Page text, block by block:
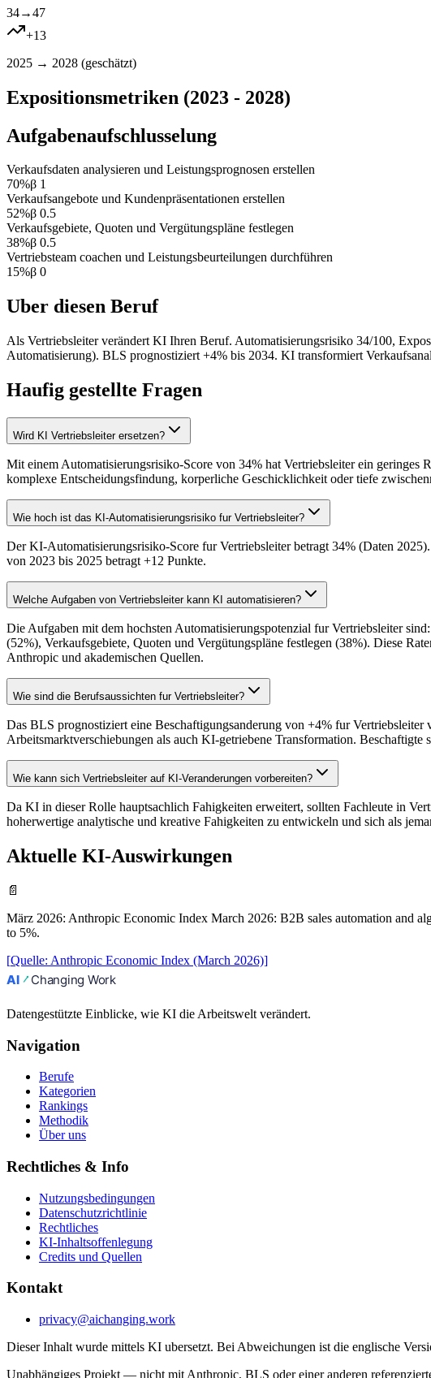
34→47
+13
2025 → 2028 (geschätzt)
Expositionsmetriken (2023 - 2028)
Aufgabenaufschlusselung
Verkaufsdaten analysieren und Leistungsprognosen erstellen
70%β 1
Verkaufsangebote und Kundenpräsentationen erstellen
52%β 0.5
Verkaufsgebiete, Quoten und Vergütungspläne festlegen
38%β 0.5
Vertriebsteam coachen und Leistungsbeurteilungen durchführen
15%β 0
Uber diesen Beruf
Als Vertriebsleiter verändert KI Ihren Beruf. Automatisierungsrisiko 34/100,
Automatisierung). BLS prognostiziert +4% bis 2034. KI transformiert
Haufig gestellte Fragen
Wird KI Vertriebsleiter ersetzen?
Mit einem Automatisierungsrisiko-Score von 34% hat Vertriebsleiter ein
komplexe Entscheidungsfindung, korperliche Geschicklichkeit oder tiefe
Wie hoch ist das KI-Automatisierungsrisiko fur Vertriebsleiter?
Der KI-Automatisierungsrisiko-Score fur Vertriebsleiter betragt 34% (Daten
von 2023 bis 2025 betragt +12 Punkte.
Welche Aufgaben von Vertriebsleiter kann KI automatisieren?
Die Aufgaben mit dem hochsten Automatisierungspotenzial fur Vertriebsleiter
(52%), Verkaufsgebiete, Quoten und Vergütungspläne festlegen (38%). Diese
Anthropic und akademischen Quellen.
Wie sind die Berufsaussichten fur Vertriebsleiter?
Das BLS prognostiziert eine Beschaftigungsanderung von +4% fur
Arbeitsmarktverschiebungen als auch KI-getriebene Transformation.
Wie kann sich Vertriebsleiter auf KI-Veranderungen vorbereiten?
Da KI in dieser Rolle hauptsachlich Fahigkeiten erweitert, sollten Fachleute in
hoherwertige analytische und kreative Fahigkeiten zu entwickeln und sich als
Aktuelle KI-Auswirkungen
📄
März 2026: Anthropic Economic Index March 2026: B2B sales automation and
to 5%.
[Quelle: Anthropic Economic Index (March 2026)]
Datengestützte Einblicke, wie KI die Arbeitswelt verändert.
Navigation
Berufe
Kategorien
Rankings
Methodik
Über uns
Rechtliches & Info
Nutzungsbedingungen
Datenschutzrichtlinie
Rechtliches
KI-Inhaltsoffenlegung
Credits und Quellen
Kontakt
privacy@aichanging.work
Dieser Inhalt wurde mittels KI ubersetzt. Bei Abweichungen ist die englische
Unabhängiges Projekt — nicht mit Anthropic, BLS oder einer anderen